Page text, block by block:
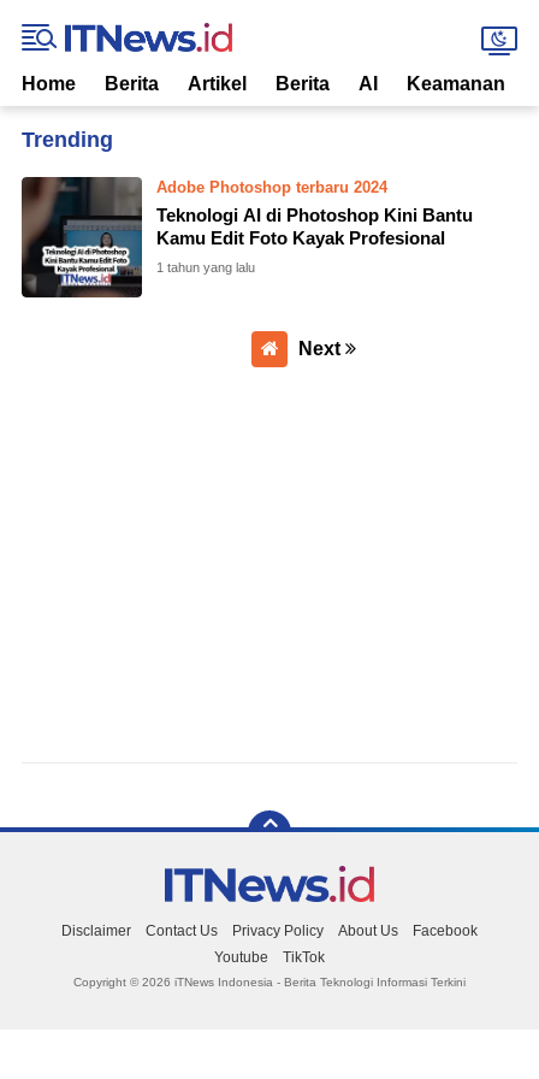
Home Berita Artikel Berita AI Keamanan
Adobe Photoshop terbaru 2024
Teknologi AI di Photoshop Kini Bantu
Kamu Edit Foto Kayak Profesional
1 tahun yang lalu
Next
Disclaimer Contact Us Privacy Policy About Us
Facebook
Youtube
TikTok
Copyright ©2026 iTNews Indonesia - Berita Teknologi Informasi Terkini